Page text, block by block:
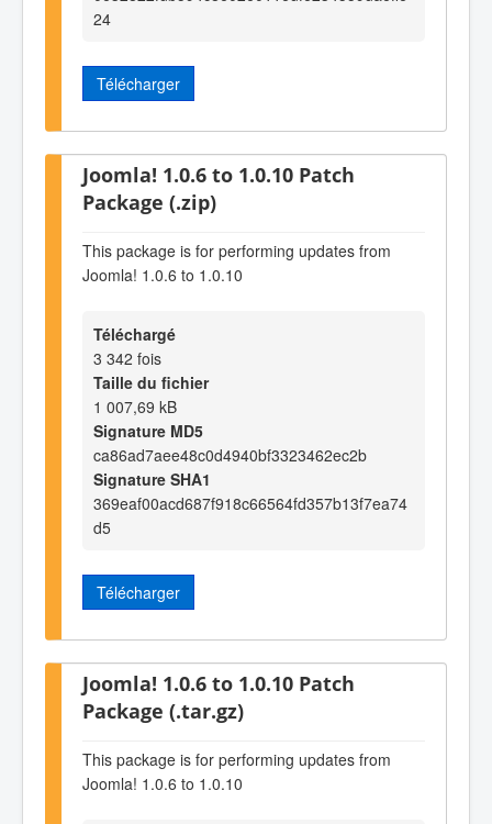
24
Télécharger
Joomla! 1.0.6 to 1.0.10 Patch
Package (.zip)
This package is for performing updates from
Joomla! 1.0.6 to 1.0.10
Téléchargé
3 342 fois
Taille du fichier
1 007,69 kB
Signature MD5
ca86ad7aee48c0d4940bf3323462ec2b
Signature SHA1
369eaf00acd687f918c66564fd357b13f7ea74
d5
Télécharger
Joomla! 1.0.6 to 1.0.10 Patch
Package (.tar.gz)
This package is for performing updates from
Joomla! 1.0.6 to 1.0.10